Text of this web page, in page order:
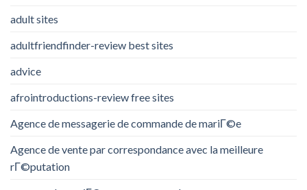
adult sites
adultfriendfinder-review best sites
advice
afrointroductions-review free sites
Agence de messagerie de commande de mariГ©e
Agence de vente par correspondance avec la meilleure
rГ©putation